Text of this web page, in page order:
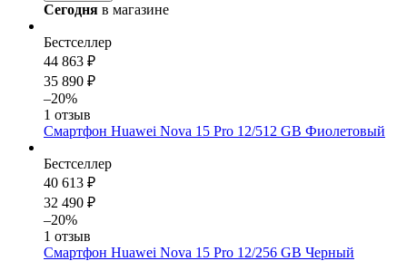
Сегодня в магазине
Бестселлер
44 863 ₽
35 890 ₽
–20%
1 отзыв
Смартфон Huawei Nova 15 Pro 12/512 GB Фиолетовый
Бестселлер
40 613 ₽
32 490 ₽
–20%
1 отзыв
Смартфон Huawei Nova 15 Pro 12/256 GB Черный